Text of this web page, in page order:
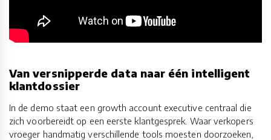
Van versnipperde data naar één intelligent
klantdossier
In de demo staat een growth account executive centraal die
zich voorbereidt op een eerste klantgesprek. Waar verkopers
vroeger handmatig verschillende tools moesten doorzoeken,